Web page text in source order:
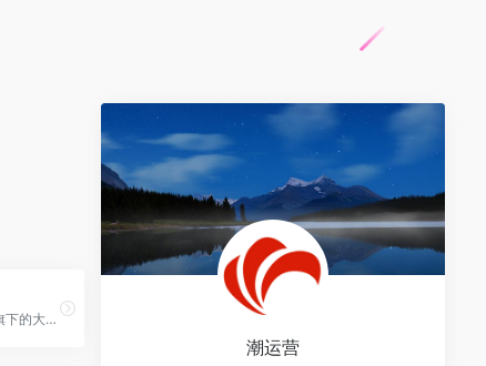
【热点】新浪微博旗下的大数据分析平台，新浪唯一全数据授权的全网分析工具。
潮运营